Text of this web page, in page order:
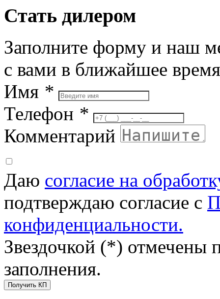
Стать дилером
Заполните форму и наш
с вами в ближайшее время
Имя *
Телефон *
Комментарий
Даю согласие на
подтверждаю согласие с
конфиденциальности.
Звездочкой (*) отмечены
заполнения.
Получить КП